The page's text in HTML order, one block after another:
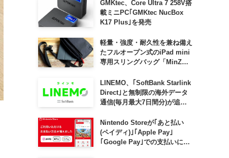
GMKtec、Core Ultra 7 258V搭
載ミニPC｢GMKtec NucBox
K17 Plus｣を発売
軽量・強度・耐久性を兼ね備え
たフルオープン式のiPad mini
専用スリングバッグ「MinZ
発売
LINEMO、｢SoftBank Starlink
Direct｣と無制限の海外データ
通信(毎月最大7日間分)が追加
Nintendo Storeが｢あと払い
(ペイディ)｣｢Apple Pay｣
｢Google Pay｣での支払いに対